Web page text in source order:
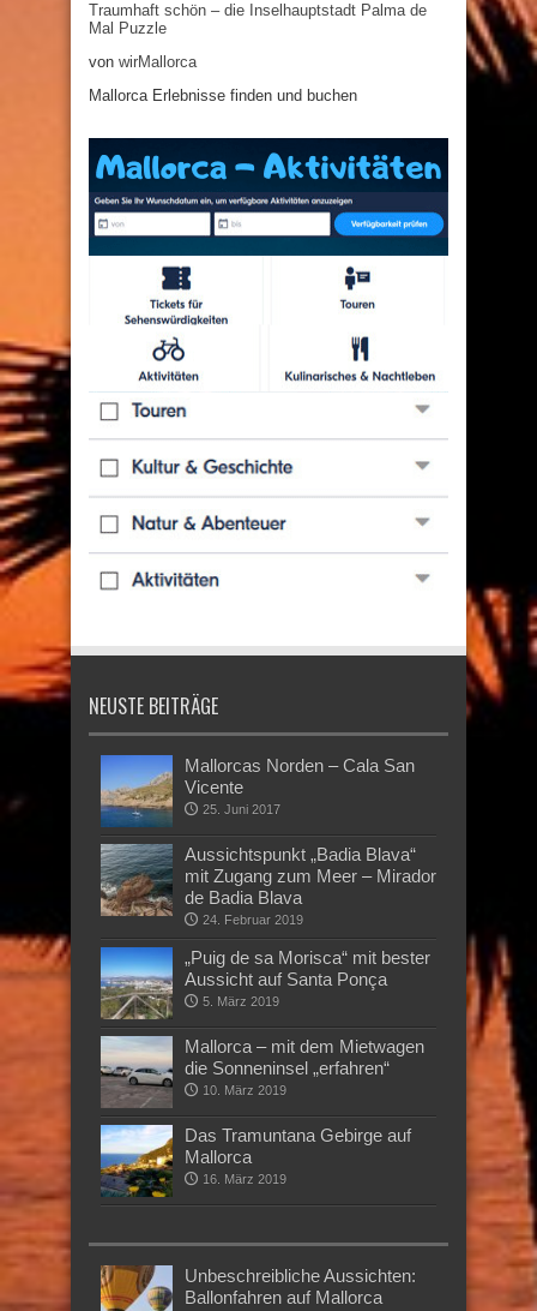
Traumhaft schön – die Inselhauptstadt Palma de
Mal Puzzle
von wirMallorca
Mallorca Erlebnisse finden und buchen
NEUSTE BEITRÄGE
Mallorcas Norden – Cala San
Vicente
25. Juni 2017
Aussichtspunkt „Badia Blava“
mit Zugang zum Meer – Mirador
de Badia Blava
24. Februar 2019
„Puig de sa Morisca“ mit bester
Aussicht auf Santa Ponça
5. März 2019
Mallorca – mit dem Mietwagen
die Sonneninsel „erfahren“
10. März 2019
Das Tramuntana Gebirge auf
Mallorca
16. März 2019
Unbeschreibliche Aussichten:
Ballonfahren auf Mallorca